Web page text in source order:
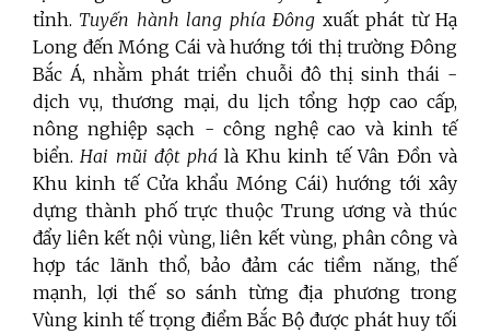
tỉnh. Tuyến hành lang phía Đông xuất phát từ Hạ
Long đến Móng Cái và hướng tới thị trường Đông
Bắc Á, nhằm phát triển chuỗi đô thị sinh thái -
dịch vụ, thương mại, du lịch tổng hợp cao cấp,
nông nghiệp sạch - công nghệ cao và kinh tế
biển. Hai mũi đột phálà Khu kinh tế Vân Đồn và
Khu kinh tế Cửa khẩu Móng Cái) hướng tới xây
dựng thành phố trực thuộc Trung ương và thúc
đẩy liên kết nội vùng, liên kết vùng, phân công và
hợp tác lãnh thổ, bảo đảm các tiềm năng, thế
mạnh, lợi thế so sánh từng địa phương trong
Vùng kinh tế trọng điểm Bắc Bộ được phát huy tối